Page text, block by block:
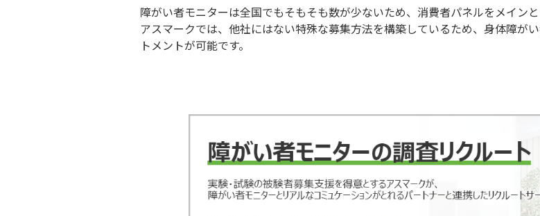
障がい者モニターは全国でもそもそも数が少ないため、消費者パネルをメイン
アスマークでは、他社にはない特殊な募集方法を構築しているため、身体障が
トメントが可能です。